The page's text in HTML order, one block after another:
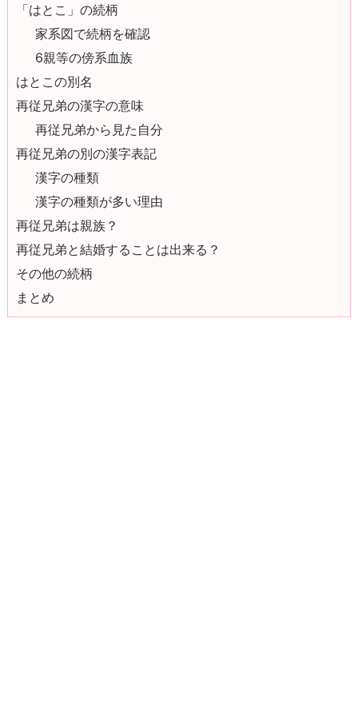
「はとこ」の続柄
家系図で続柄を確認
6親等の傍系血族
はとこの別名
再従兄弟の漢字の意味
再従兄弟から見た自分
再従兄弟の別の漢字表記
漢字の種類
漢字の種類が多い理由
再従兄弟は親族？
再従兄弟と結婚することは出来る？
その他の続柄
まとめ